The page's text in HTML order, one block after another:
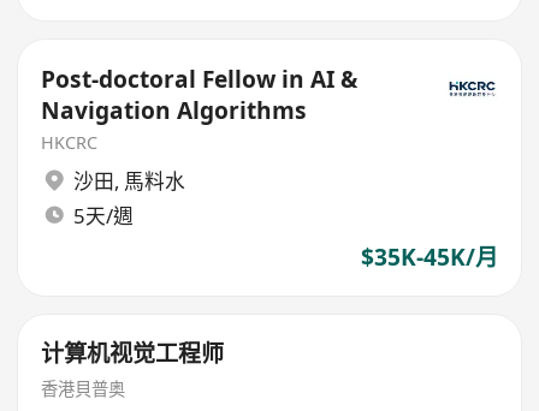
Post-doctoral Fellow in AI &
Navigation Algorithms
HKCRC
沙田, 馬料水
5天/週
$35K-45K/月
计算机视觉工程师
香港貝普奥